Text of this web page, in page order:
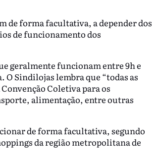
de forma facultativa, a depender dos
de funcionamento dos
geralmente funcionam entre 9h e
Sindilojas lembra que “todas as
Coletiva para os
alimentação, entre outras
de forma facultativa, segundo
da região metropolitana de